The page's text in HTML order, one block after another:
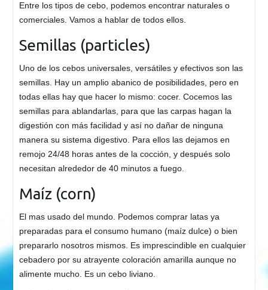
Entre los tipos de cebo, podemos encontrar naturales o
comerciales. Vamos a hablar de todos ellos.
Semillas (particles)
Uno de los cebos universales, versátiles y efectivos son las
semillas. Hay un amplio abanico de posibilidades, pero en
todas ellas hay que hacer lo mismo: cocer. Cocemos las
semillas para ablandarlas, para que las carpas hagan la
digestión con más facilidad y así no dañar de ninguna
manera su sistema digestivo. Para ellos las dejamos en
remojo 24/48 horas antes de la cocción, y después solo
necesitan alrededor de 40 minutos a fuego.
Maíz (corn)
El mas usado del mundo. Podemos comprar latas ya
preparadas para el consumo humano (maíz dulce) o bien
prepararlo nosotros mismos. Es imprescindible en cualquier
cebadero por su atrayente coloración amarilla aunque no
alimente mucho. Es un cebo liviano.